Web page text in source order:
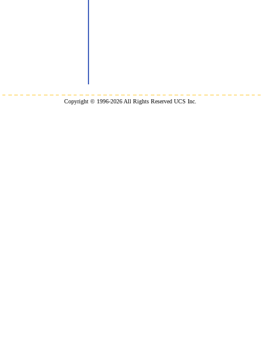
Copyright © 1996-2026 All Rights Reserved UCS Inc.